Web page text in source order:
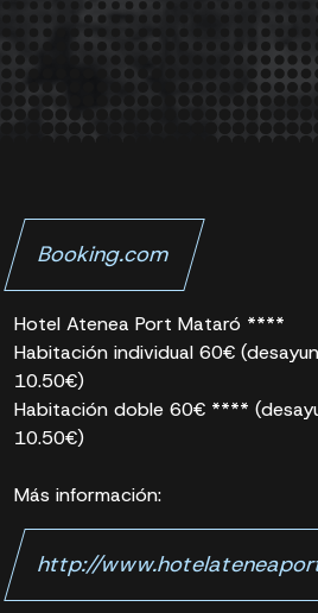
Booking.com
Hotel Atenea Port Mataró ****
Habitación individual 60€
10.50€)
Habitación doble 60€ ****
10.50€)
Más información:
http://